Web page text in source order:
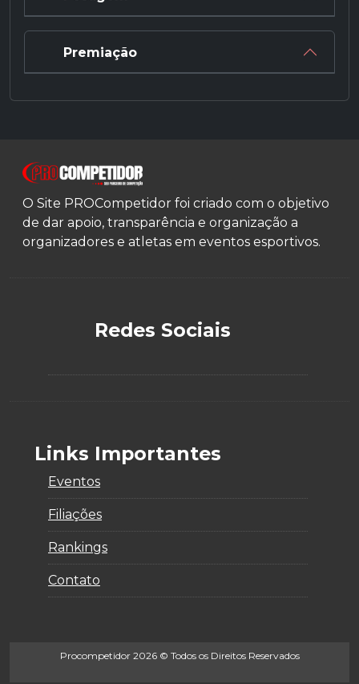
Premiação
O Site PROCompetidor foi criado com o objetivo
de dar apoio, transparência e organização a
organizadores e atletas em eventos esportivos.
Redes Sociais
Links Importantes
Eventos
Filiações
Rankings
Contato
Procompetidor 2026© Todos os Direitos Reservados